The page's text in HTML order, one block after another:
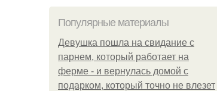
Популярные материалы
Девушка пошла на свидание с
парнем, который работает на
ферме - и вернулась домой с
подарком, который точно не влезет